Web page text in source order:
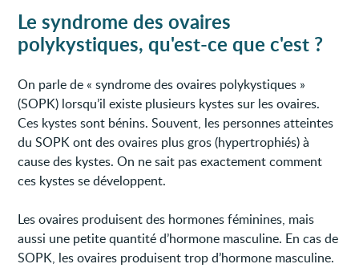
Le syndrome des ovaires
polykystiques, qu'est-ce que c'est ?
On parle de « syndrome des ovaires polykystiques »
(SOPK) lorsqu’il existe plusieurs kystes sur les ovaires.
Ces kystes sont bénins. Souvent, les personnes atteintes
du SOPK ont des ovaires plus gros (hypertrophiés) à
cause des kystes. On ne sait pas exactement comment
ces kystes se développent.
Les ovaires produisent des hormones féminines, mais
aussi une petite quantité d’hormone masculine. En cas de
SOPK, les ovaires produisent trop d’hormone masculine.